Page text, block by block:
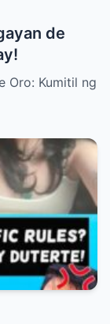
de
Oro: Kumitil ng